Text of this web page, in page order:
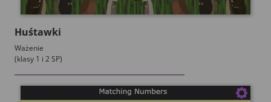
Huśtawki
Ważenie
(klasy 1 i 2 SP)